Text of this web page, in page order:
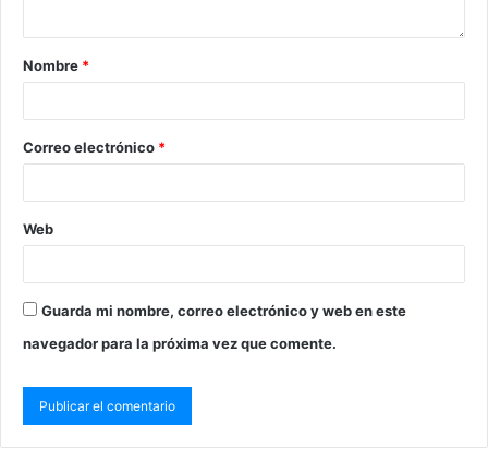
Nombre *
Correo electrónico *
Web
Guarda mi nombre, correo electrónico y web en este
navegador para la próxima vez que comente.